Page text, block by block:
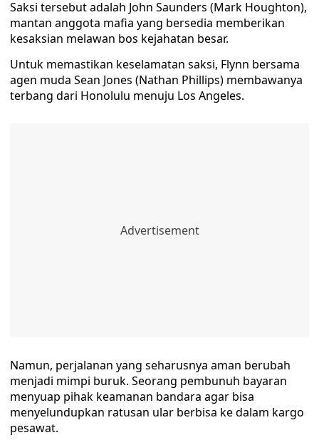
Saksi tersebut adalah John Saunders (Mark Houghton),
mantan anggota mafia yang bersedia memberikan
kesaksian melawan bos kejahatan besar.
Untuk memastikan keselamatan saksi, Flynn bersama
agen muda Sean Jones (Nathan Phillips) membawanya
terbang dari Honolulu menuju Los Angeles.
Namun, perjalanan yang seharusnya aman berubah
menjadi mimpi buruk. Seorang pembunuh bayaran
menyuap pihak keamanan bandara agar bisa
menyelundupkan ratusan ular berbisa ke dalam kargo
pesawat.